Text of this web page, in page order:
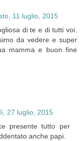
11 luglio, 2015
di te e di tutti voi.
da vedere e super
mamma e buon fine
27 luglio, 2015
presente tutto per
anche papi.